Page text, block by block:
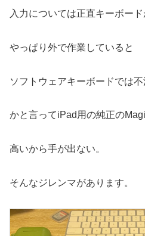
入力については正直キーボード
やっぱり外で作業していると
ソフトウェアキーボードでは不
かと言ってiPad用の純正の
高いから手が出ない。
そんなジレンマがあります。